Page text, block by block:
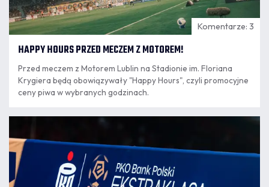
Komentarze: 3
HAPPY HOURS PRZED MECZEM Z MOTOREM!
Przed meczem z Motorem Lublin na Stadionie im. Floriana
Krygiera będą obowiązywały "Happy Hours", czyli promocyjne
ceny piwa w wybranych godzinach.